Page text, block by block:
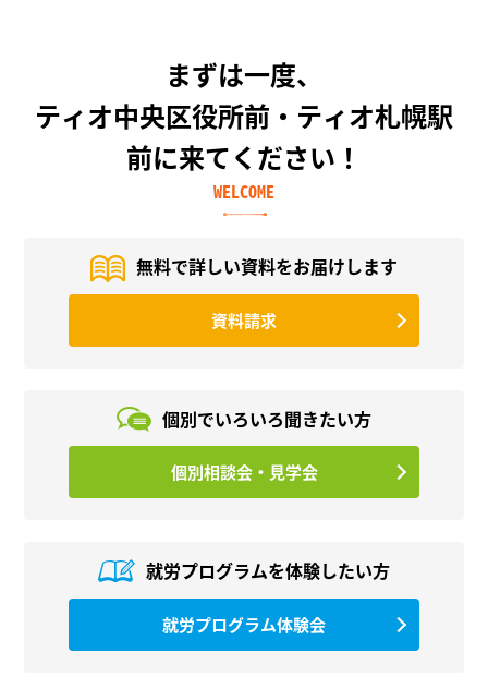
まずは一度、
ティオ中央区役所前・ティオ札幌駅
前に来てください！
WELCOME
無料で詳しい資料をお届けします
資料請求
個別でいろいろ聞きたい方
個別相談会・見学会
就労プログラムを体験したい方
就労プログラム体験会